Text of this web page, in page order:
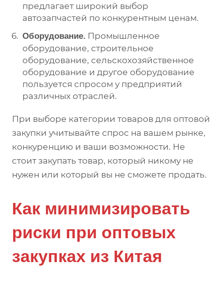
предлагает широкий выбор
автозапчастей по конкурентным ценам.
Оборудование. Промышленное
оборудование, строительное
оборудование, сельскохозяйственное
оборудование и другое оборудование
пользуется спросом у предприятий
различных отраслей.
При выборе категории товаров для оптовой
закупки учитывайте спрос на вашем рынке,
конкуренцию и ваши возможности. Не
стоит закупать товар, который никому не
нужен или который вы не сможете продать.
Как минимизировать
риски при оптовых
закупках из Китая